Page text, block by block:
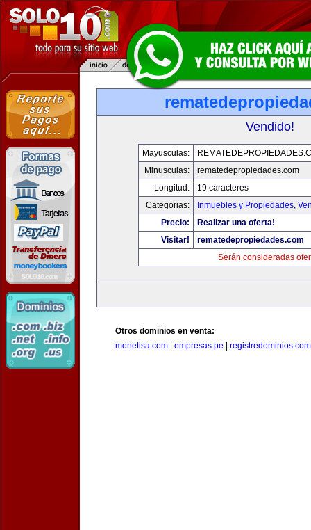
Vendido!
Mayusculas:
Minusculas:
rematedepropiedades.com
Longitud:
19 caracteres
Categorias:
Inmuebles y Propiedades,
Precio:
Realizar una oferta!
Visitar!
rematedepropiedades.com
Serán consideradas
Otros dominios en venta:
monetisa.com
empresas.pe registredominios.com